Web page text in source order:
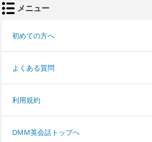
メニュー
初めての方へ
よくある質問
利用規約
DMM英会話トップへ